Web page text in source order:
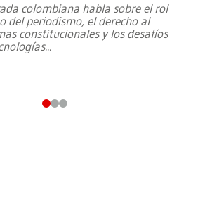
colombiana habla sobre el rol
del periodismo, el derecho al
constitucionales y los desafíos
...